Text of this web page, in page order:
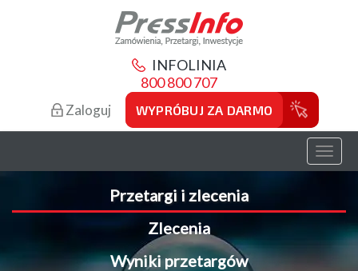
INFOLINIA
800 800 707
Zaloguj WYPRÓBUJ ZA DARMO
Toggle
Przetargi i zlecenia
Zlecenia
Wyniki przetargów